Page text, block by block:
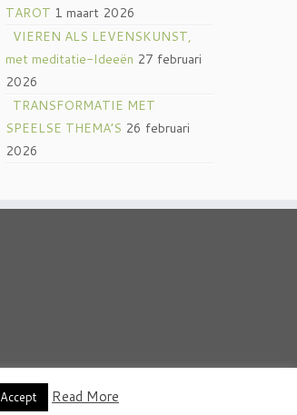
TAROT 1 maart 2026
VIEREN ALS LEVENSKUNST,
met meditatie-Ideeën 27 februari
2026
TRANSFORMATIE MET
SPEELSE THEMA’S 26 februari
2026
Accept Read More